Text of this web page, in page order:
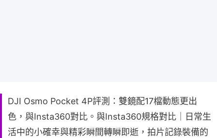
DJI Osmo Pocket 4P評測：雙鏡配17檔動態更出
色，與Insta360對比。與Insta360規格對比｜日常生
活中的小確幸與精彩瞬間轉瞬即逝，拍片記錄裝備的